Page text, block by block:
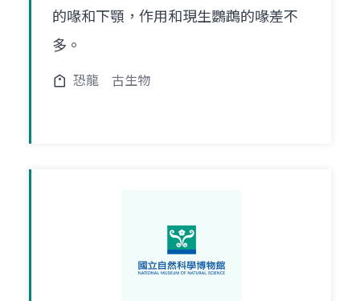
的喙和下顎，作用和現生鸚鵡的喙差不
多。
恐龍 古生物